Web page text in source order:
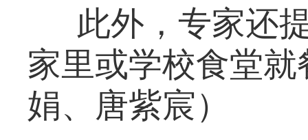
此外，专家还
家里或学校食堂
娟、唐紫宸）